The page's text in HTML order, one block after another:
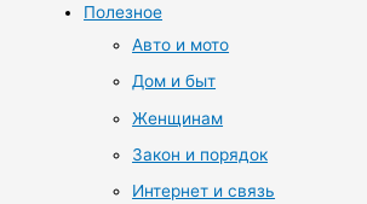
Полезное
Авто и мото
Дом и быт
Женщинам
Закон и порядок
Интернет и связь